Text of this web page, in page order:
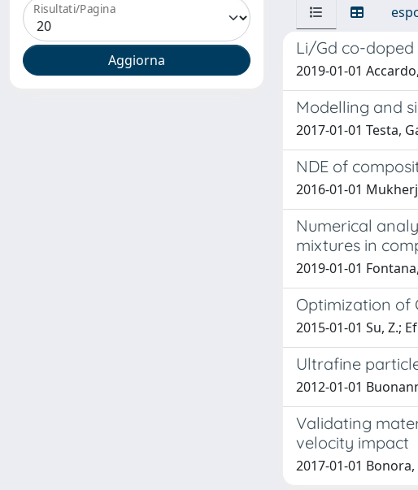
Risultati/Pagina
Li/Gd co-
2019-01-01
Modelling and
2017-01-01 Testa,
NDE of
2016-01-01
Numerical
mixtures in
2019-01-01
Optimization of
2015-01-01 Su, Z.;
Ultrafine
2012-01-01
Validating
velocity impact
2017-01-01